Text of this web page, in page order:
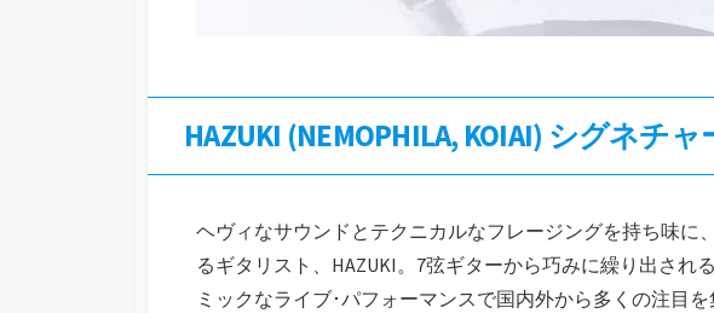
HAZUKI (NEMOPHILA, KOIAI) シグネチ
ヘヴィなサウンドとテクニカルなフレージングを持ち味に
るギタリスト、HAZUKI。7弦ギターから巧みに繰り出され
ミックなライブ･パフォーマンスで国内外から多くの注目を